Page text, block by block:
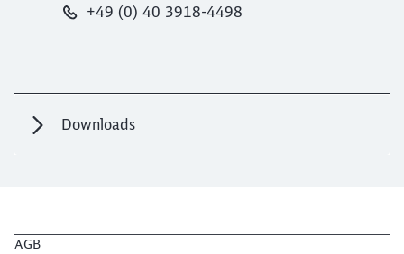
+49 (0) 40 3918-4498
Downloads
AGB